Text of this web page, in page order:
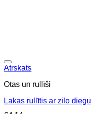
Ātrskats
Otas un rullīši
Lakas rullītis ar zilo diegu